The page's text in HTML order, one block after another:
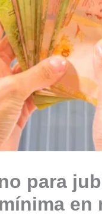
para
en